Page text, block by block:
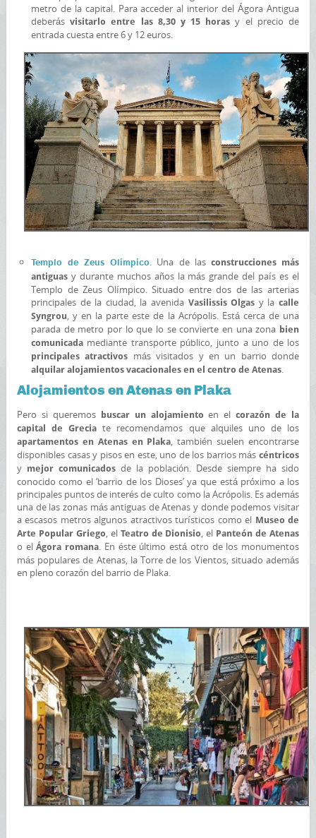
metro de la capital. Para acceder al interior del Ágora Antigua
deberásvisitarlo entre las 8,30 y 15 horas y el precio de
entrada cuesta entre 6 y 12 euros.
Templo de Zeus Olímpico. Una de las construcciones más
antiguasy durante muchos años la más grande del país es el
Templo de Zeus Olímpico. Situado entre dos de las arterias
principales de la ciudad, la avenida Vasilissis Olgas y lacalle
Syngrou, y en la parte este de la Acrópolis. Está cerca de una
parada de metro por lo que lo se convierte en una zona bien
comunicadamediante transporte público, junto a uno de los
principales atractivos más visitados y en un barrio donde
alquilar alojamientos vacacionales en el centro de Atenas.
Alojamientos en Atenas en Plaka
Pero si queremos buscar un alojamientoen elcorazón de la
capital de Grecia te recomendamos que alquiles uno de los
apartamentos en Atenas en Plaka, también suelen encontrarse
disponibles casas y pisos en este, uno de los barrios máscéntricos
y mejor comunicadosde la población. Desde siempre ha sido
conocido como el ‘barrio de los Dioses’ ya que está próximo a los
principales puntos de interés de culto como la Acrópolis. Es además
una de las zonas más antiguas de Atenas y donde podemos visitar
a escasos metros algunos atractivos turísticos como el Museo de
Arte Popular Griego, el Teatro de Dionisio, el Panteón de Atenas
o elÁgora romana. En éste último está otro de los monumentos
más populares de Atenas, la Torre de los Vientos, situado además
en pleno corazón del barrio de Plaka.